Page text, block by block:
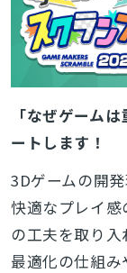
「なぜゲーム
ートします！
3Dゲームの開
快適なプレイ感
の工夫を取り
最適化の仕組